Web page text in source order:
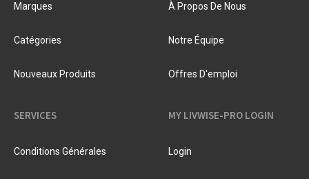
Marques
Catégories
Nouveaux Produits
À Propos De Nous
Notre Équipe
Offres D'emploi
SERVICES
Conditions Générales
MY LIVWISE-PRO LOGIN
Login